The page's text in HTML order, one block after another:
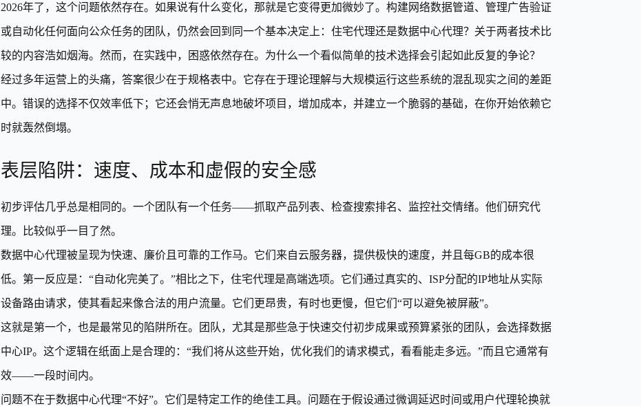
2026年了，这个问题依然存在。如果说有什么变化，那就是它变得更加微妙了。构建网络数据管道、管理广告验证
或自动化任何面向公众任务的团队，仍然会回到同一个基本决定上：住宅代理还是数据中心代理？关于两者技术比
较的内容浩如烟海。然而，在实践中，困惑依然存在。为什么一个看似简单的技术选择会引起如此反复的争论？
经过多年运营上的头痛，答案很少在于规格表中。它存在于理论理解与大规模运行这些系统的混乱现实之间的差距
中。错误的选择不仅效率低下；它还会悄无声息地破坏项目，增加成本，并建立一个脆弱的基础，在你开始依赖它
时就轰然倒塌。
表层陷阱：速度、成本和虚假的安全感
初步评估几乎总是相同的。一个团队有一个任务——抓取产品列表、检查搜索排名、监控社交情绪。他们研究代
理。比较似乎一目了然。
数据中心代理被呈现为快速、廉价且可靠的工作马。它们来自云服务器，提供极快的速度，并且每GB的成本很
低。第一反应是：“自动化完美了。”相比之下，住宅代理是高端选项。它们通过真实的、ISP分配的IP地址从实际
设备路由请求，使其看起来像合法的用户流量。它们更昂贵，有时也更慢，但它们“可以避免被屏蔽”。
这就是第一个，也是最常见的陷阱所在。团队，尤其是那些急于快速交付初步成果或预算紧张的团队，会选择数据
中心IP。这个逻辑在纸面上是合理的：“我们将从这些开始，优化我们的请求模式，看看能走多远。”而且它通常有
效——一段时间内。
问题不在于数据中心代理“不好”。它们是特定工作的绝佳工具。问题在于假设通过微调延迟时间或用户代理轮换就